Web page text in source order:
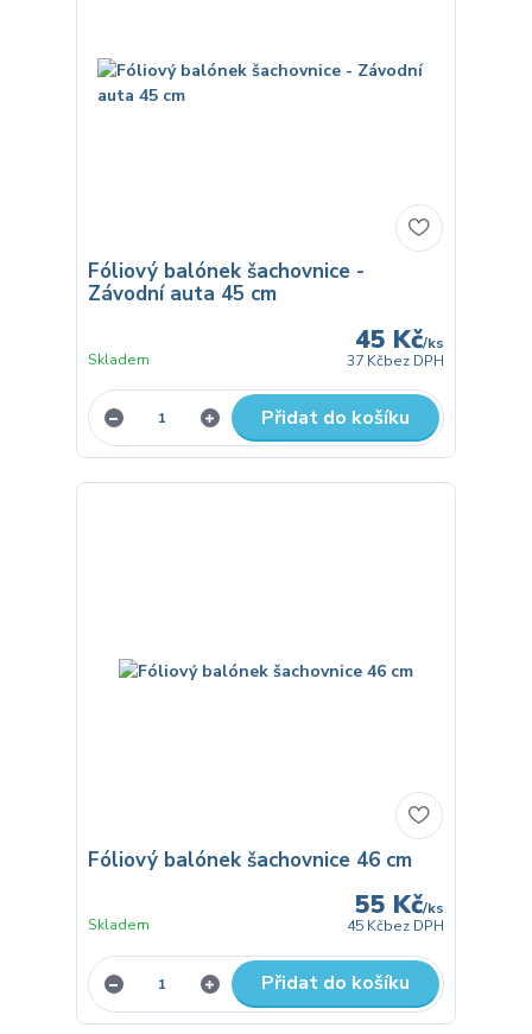
Fóliový balónek šachovnice -
Závodní auta 45 cm
45 Kč/ks
37 Kčbez DPH
Skladem
Přidat do košíku
Fóliový balónek šachovnice 46 cm
55 Kč/ks
45 Kčbez DPH
Skladem
Přidat do košíku